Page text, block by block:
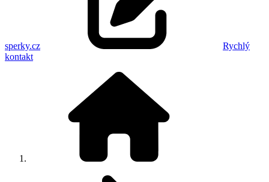
sperky.cz
Rychlý
kontakt